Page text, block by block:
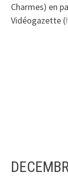
Charmes) en
Vidéogazette (